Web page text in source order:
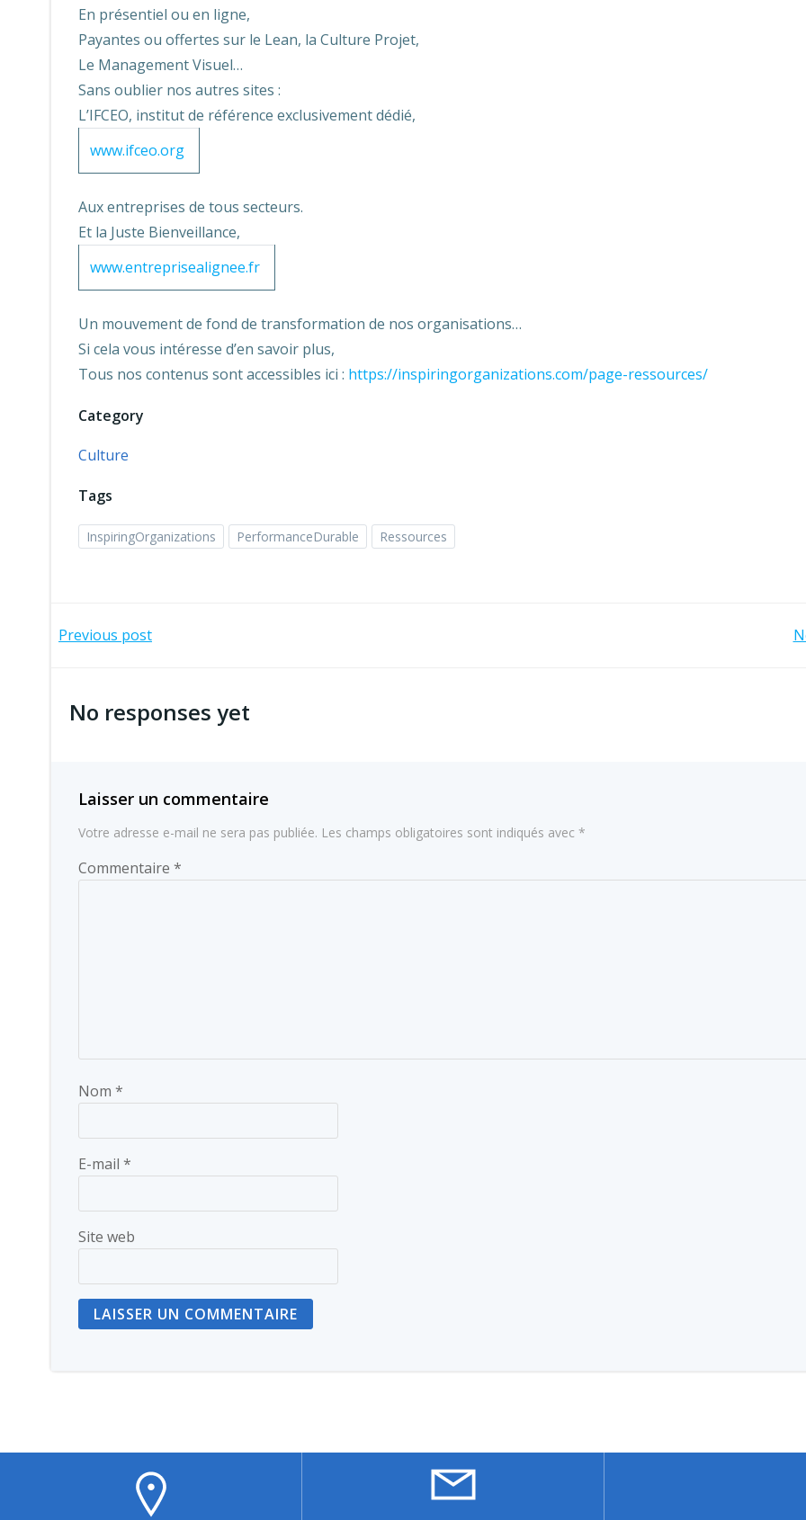
En présentiel ou en ligne,
Payantes ou offertes sur le Lean, la Culture Projet,
Le Management Visuel…
Sans oublier nos autres sites :
L’IFCEO, institut de référence exclusivement dédié,
www.ifceo.org
Aux entreprises de tous secteurs.
Et la Juste Bienveillance,
www.entreprisealignee.fr
Un mouvement de fond de transformation de nos organisations…
Si cela vous intéresse d’en savoir plus,
Tous nos contenus sont accessibles ici : https://inspiringorganizations.com/page-ressources/
Category
Culture
Tags
InspiringOrganizations PerformanceDurable Ressources
Navigation
l’article
Previous post
No responses yet
Laisser un commentaire
Votre adresse e-mail ne sera pas publiée. Les champs obligatoires sont indiqués avec *
Commentaire *
Nom *
E-mail *
Site web